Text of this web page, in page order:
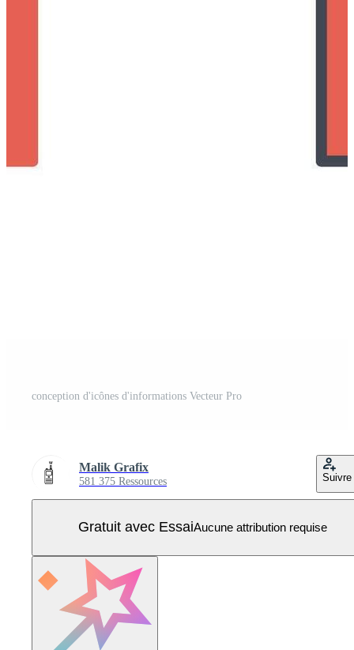
conception d'icônes d'informations Vecteur Pro
Malik Grafix
581 375 Ressources Suivre
Gratuit avec EssaiAucune attribution requise